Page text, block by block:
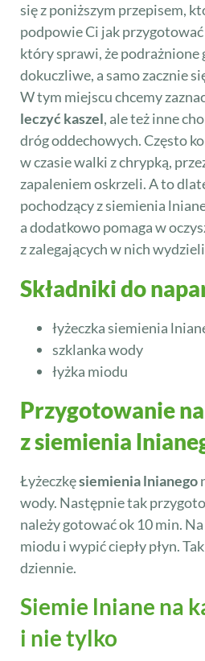
się z poniższym przepisem,
podpowie Ci jak
który sprawi, że podrażnione
dokuczliwe, a samo zacznie
W tym miejscu chcemy
leczyć kaszel, ale też inne
dróg oddechowych. Często
w czasie walki z chrypką,
zapaleniem oskrzeli. A to
pochodzący z siemienia
a dodatkowo pomaga w
z zalegających w nich
Składniki do
łyżeczka siemienia
szklanka wody
łyżka miodu
Przygotowanie
z siemienia
Łyżeczkęsiemienia lnianego
wody. Następnie tak
należy gotować ok 10 min.
miodu i wypić ciepły płyn.
dziennie.
Siemie lniane na
i nie tylko